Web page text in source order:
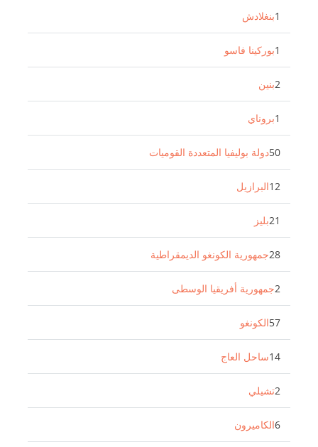
بنغلادش1
بوركينا فاسو1
بنين2
بروناي1
دولة بوليفيا المتعددة القوميات50
البرازيل12
بليز21
جمهورية الكونغو الديمقراطية28
جمهورية أفريقيا الوسطى2
الكونغو57
ساحل العاج14
تشيلي2
الكاميرون6